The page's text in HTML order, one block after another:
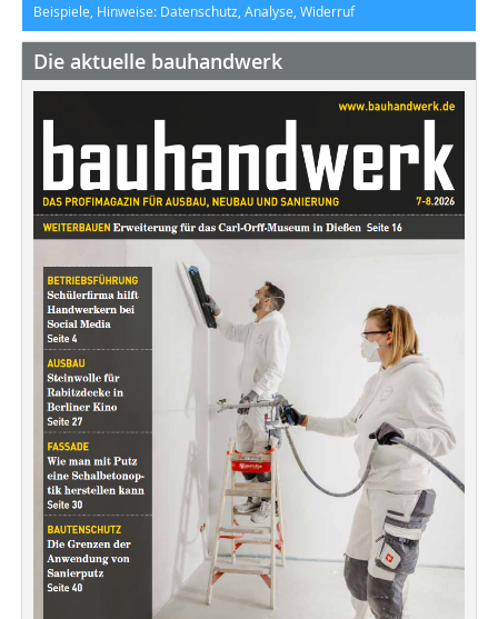
Beispiele, Hinweise: Datenschutz, Analyse, Widerruf
Die aktuelle bauhandwerk